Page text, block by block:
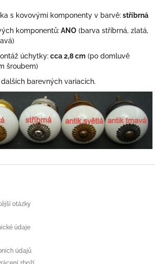
s kovovými komponenty v barvě: stříbrná
komponentů: ANO (barva stříbrná, zlatá,
úchytky: cca 2,8 cm (po domluvě
šroubem)
barevných variacích.
otázky
údaje
údajů